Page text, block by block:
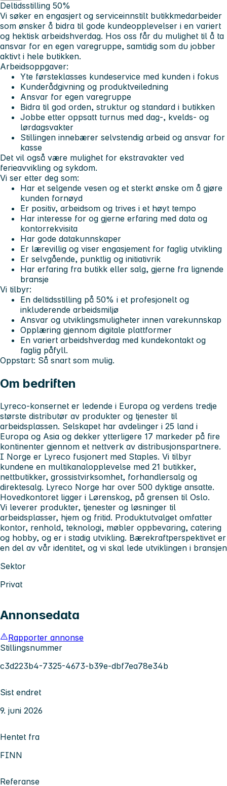
Deltidsstilling 50%
Vi søker en engasjert og serviceinnstilt butikkmedarbeider
som ønsker å bidra til gode kundeopplevelser i en variert
og hektisk arbeidshverdag. Hos oss får du mulighet til å ta
ansvar for en egen varegruppe, samtidig som du jobber
aktivt i hele butikken.
Arbeidsoppgaver:
Yte førsteklasses kundeservice med kunden i fokus
Kunderådgivning og produktveiledning
Ansvar for egen varegruppe
Bidra til god orden, struktur og standard i butikken
Jobbe etter oppsatt turnus med dag-, kvelds- og
lørdagsvakter
Stillingen innebærer selvstendig arbeid og ansvar for
kasse
Det vil også være mulighet for ekstravakter ved
ferieavvikling og sykdom.
Vi ser etter deg som:
Har et selgende vesen og et sterkt ønske om å gjøre
kunden fornøyd
Er positiv, arbeidsom og trives i et høyt tempo
Har interesse for og gjerne erfaring med data og
kontorrekvisita
Har gode datakunnskaper
Er lærevillig og viser engasjement for faglig utvikling
Er selvgående, punktlig og initiativrik
Har erfaring fra butikk eller salg, gjerne fra lignende
bransje
Vi tilbyr:
En deltidsstilling på 50% i et profesjonelt og
inkluderende arbeidsmiljø
Ansvar og utviklingsmuligheter innen varekunnskap
Opplæring gjennom digitale plattformer
En variert arbeidshverdag med kundekontakt og
faglig påfyll.
Oppstart: Så snart som mulig.
Om bedriften
Lyreco-konsernet er ledende i Europa og verdens tredje
største distributør av produkter og tjenester til
arbeidsplassen. Selskapet har avdelinger i 25 land i
Europa og Asia og dekker ytterligere 17 markeder på fire
kontinenter gjennom et nettverk av distribusjonspartnere.
I Norge er Lyreco fusjonert med Staples. Vi tilbyr
kundene en multikanalopplevelse med 21 butikker,
nettbutikker, grossistvirksomhet, forhandlersalg og
direktesalg. Lyreco Norge har over 500 dyktige ansatte.
Hovedkontoret ligger i Lørenskog, på grensen til Oslo.
Vi leverer produkter, tjenester og løsninger til
arbeidsplasser, hjem og fritid. Produktutvalget omfatter
kontor, renhold, teknologi, møbler oppbevaring, catering
og hobby, og er i stadig utvikling. Bærekraftperspektivet er
en del av vår identitet, og vi skal lede utviklingen i bransjen
Sektor
Privat
Annonsedata
Rapporter annonse
Stillingsnummer
c3d223b4-7325-4673-b39e-dbf7ea78e34b
Sist endret
9. juni 2026
Hentet fra
FINN
Referanse